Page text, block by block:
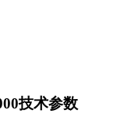
技术参数